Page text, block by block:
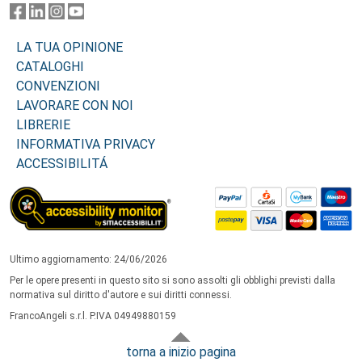
LA TUA OPINIONE
CATALOGHI
CONVENZIONI
LAVORARE CON NOI
LIBRERIE
INFORMATIVA PRIVACY
ACCESSIBILITÁ
Ultimo aggiornamento: 24/06/2026
Per le opere presenti in questo sito si sono assolti gli obblighi previsti dalla
normativa sul diritto d'autore e sui diritti connessi.
FrancoAngeli s.r.l. P.IVA 04949880159
torna a inizio pagina